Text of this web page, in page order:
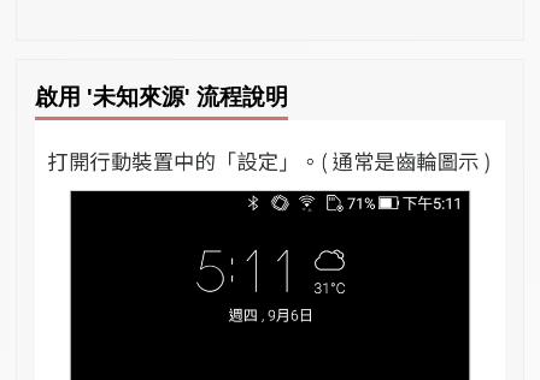
啟用 '未知來源' 流程說明